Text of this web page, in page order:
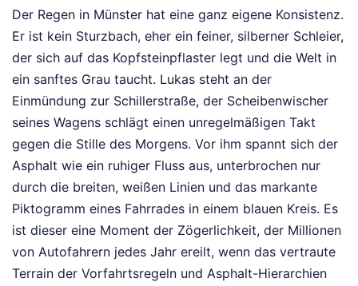
Der Regen in Münster hat eine ganz eigene Konsistenz.
Er ist kein Sturzbach, eher ein feiner, silberner Schleier,
der sich auf das Kopfsteinpflaster legt und die Welt in
ein sanftes Grau taucht. Lukas steht an der
Einmündung zur Schillerstraße, der Scheibenwischer
seines Wagens schlägt einen unregelmäßigen Takt
gegen die Stille des Morgens. Vor ihm spannt sich der
Asphalt wie ein ruhiger Fluss aus, unterbrochen nur
durch die breiten, weißen Linien und das markante
Piktogramm eines Fahrrades in einem blauen Kreis. Es
ist dieser eine Moment der Zögerlichkeit, der Millionen
von Autofahrern jedes Jahr ereilt, wenn das vertraute
Terrain der Vorfahrtsregeln und Asphalt-Hierarchien